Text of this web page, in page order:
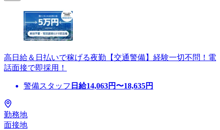
高日給＆日払いで稼げる夜勤【交通警備】経験一切不問！電
話面接で即採用！
警備スタッフ 日給14,063円〜18,635円
勤務地
面接地